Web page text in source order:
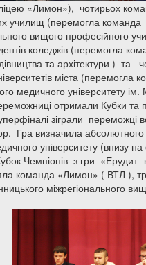
«Лимон»), чотирьох
училищ (перемогла команда
вищого професійного
коледжів (перемогла
та архітектури ) та
міста (перемогла
медичного університету
отримали Кубки та
зіграли переможці
Гра визначила
університету (внизу
Чемпіонів з гри «Ерудит -
команда «Лимон» ( ВТЛ ),
міжрегіонального